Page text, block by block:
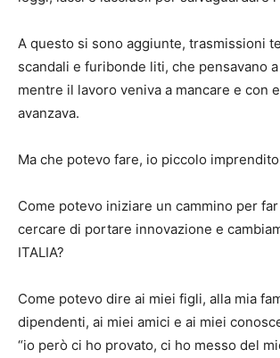
A questo si sono aggiunte, trasmissioni
scandali e furibonde liti, che pensavano a
mentre il lavoro veniva a mancare e con
avanzava.
Ma che potevo fare, io piccolo
Come potevo iniziare un cammino per
cercare di portare innovazione e
ITALIA?
Come potevo dire ai miei figli, alla mia
dipendenti, ai miei amici e ai miei
“io però ci ho provato, ci ho messo del